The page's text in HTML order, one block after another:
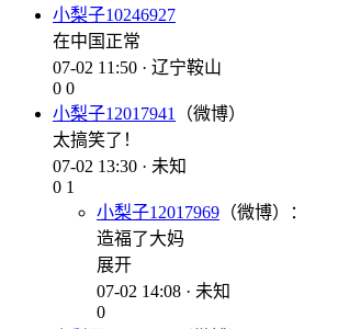
小梨子10246927
在中国正常
07-02 11:50 · 辽宁鞍山
0 0
小梨子12017941
（微博）
太搞笑了！
07-02 13:30 · 未知
0 1
小梨子12017969 （微博）：
造福了大妈
展开
07-02 14:08 · 未知
0